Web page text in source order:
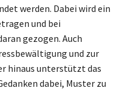
werden. Dabei wird ein
und bei
gezogen. Auch
und zur
hinaus unterstützt das
dabei, Muster zu